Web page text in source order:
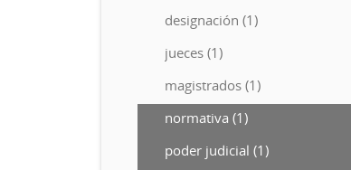
designación (1)
jueces (1)
magistrados (1)
normativa (1)
poder judicial (1)